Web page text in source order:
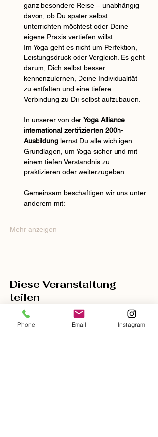
ganz besondere Reise – unabhängig
davon, ob Du später selbst
unterrichten möchtest oder Deine
eigene Praxis vertiefen willst.
Im Yoga geht es nicht um Perfektion,
Leistungsdruck oder Vergleich. Es geht
darum, Dich selbst besser
kennenzulernen, Deine Individualität
zu entfalten und eine tiefere
Verbindung zu Dir selbst aufzubauen.
In unserer von der Yoga Alliance
international zertifizierten 200h-
Ausbildung lernst Du alle wichtigen
Grundlagen, um Yoga sicher und mit
einem tiefen Verständnis zu
praktizieren oder weiterzugeben.
Gemeinsam beschäftigen wir uns unter
anderem mit:
Mehr anzeigen
Diese Veranstaltung
teilen
Phone Email Instagram